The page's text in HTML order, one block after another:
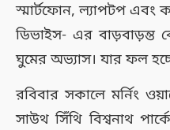
স্মার্টফোন, ল্যাপটপ এবং
ডিভাইস- এর বাড়বাড়ন্ত
ঘুমের অভ্যাস। যার ফল
রবিবার সকালে মর্নিং
সাউথ সিঁথি বিশ্বনাথ